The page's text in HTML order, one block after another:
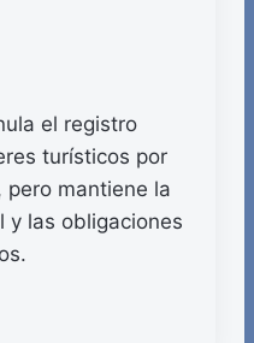
el registro
turísticos por
pero mantiene la
y las obligaciones